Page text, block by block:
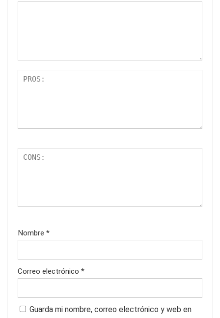
Nombre *
Correo electrónico *
Guarda mi nombre, correo electrónico y web en